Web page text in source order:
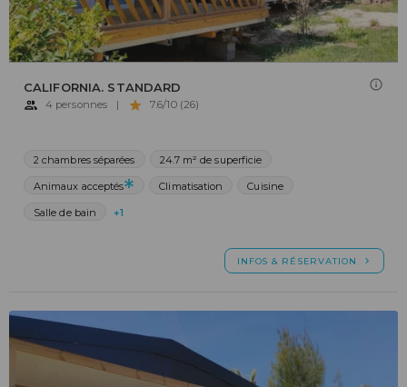
CALIFORNIA. STANDARD
4 personnes | 7.6/10 (26)
2 chambres séparées 24.7 m² de superficie
Animaux acceptés Climatisation Cuisine
Salle de bain +1
INFOS & RÉSERVATION